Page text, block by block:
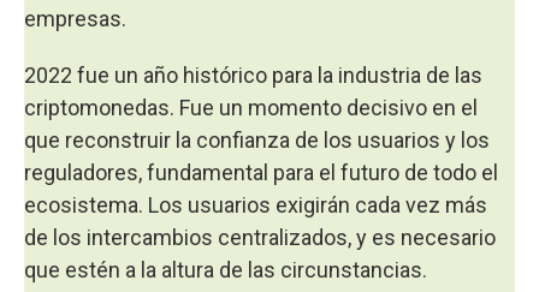
empresas.
2022 fue un año histórico para la industria de las
criptomonedas. Fue un momento decisivo en el
que reconstruir la confianza de los usuarios y los
reguladores, fundamental para el futuro de todo el
ecosistema. Los usuarios exigirán cada vez más
de los intercambios centralizados, y es necesario
que estén a la altura de las circunstancias.